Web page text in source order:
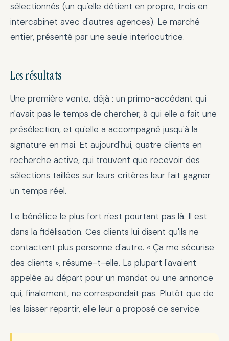
sélectionnés (un qu'elle détient en propre, trois en
intercabinet avec d'autres agences). Le marché
entier, présenté par une seule interlocutrice.
Les résultats
Une première vente, déjà : un primo-accédant qui
n'avait pas le temps de chercher, à qui elle a fait une
présélection, et qu'elle a accompagné jusqu'à la
signature en mai. Et aujourd'hui, quatre clients en
recherche active, qui trouvent que recevoir des
sélections taillées sur leurs critères leur fait gagner
un temps réel.
Le bénéfice le plus fort n'est pourtant pas là. Il est
dans la fidélisation. Ces clients lui disent qu'ils ne
contactent plus personne d'autre. « Ça me sécurise
des clients », résume-t-elle. La plupart l'avaient
appelée au départ pour un mandat ou une annonce
qui, finalement, ne correspondait pas. Plutôt que de
les laisser repartir, elle leur a proposé ce service.